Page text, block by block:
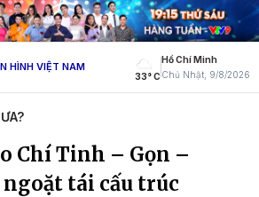
HÌNH VIỆT NAM
33° C
Hồ Chí Minh
Chủ Nhật, 9/8/2026
Chí Tinh – Gọn –
ngoặt tái cấu trúc